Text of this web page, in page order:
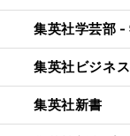
集英社学芸部 -
集英社ビジネ
集英社新書